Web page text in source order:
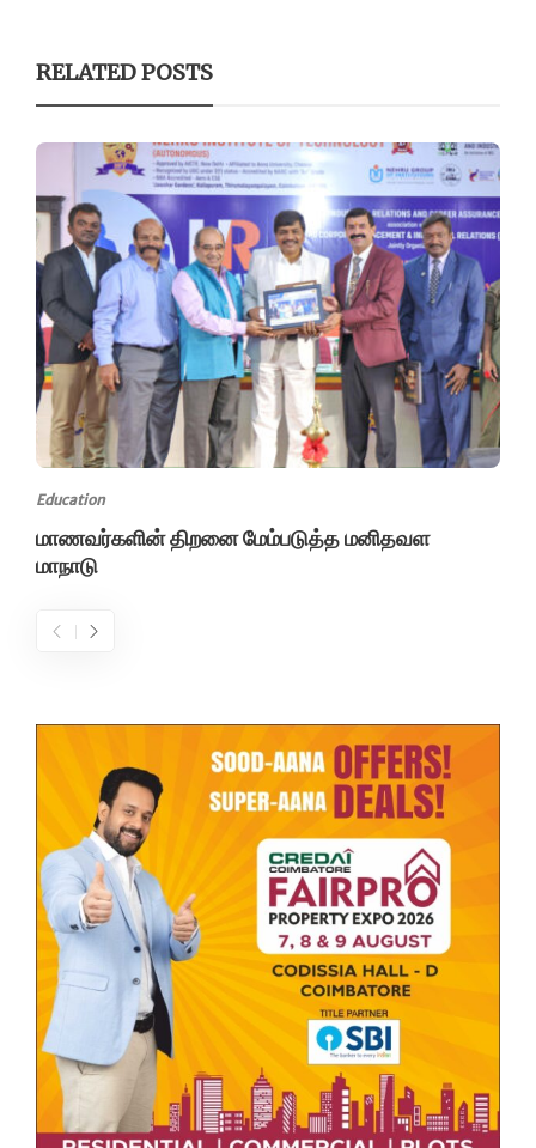
RELATED POSTS
Education
மாணவர்களின் திறனை மேம்படுத்த மனிதவள
மாநாடு